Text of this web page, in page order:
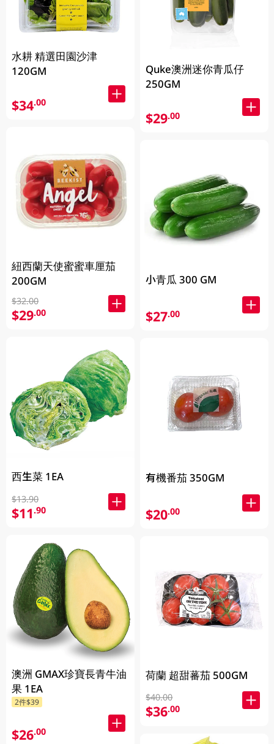
水耕 精選田園沙津
120GM
$34.00
紐西蘭天使蜜蜜車厘茄
200GM
$32.00
$29.00
西生菜 1EA
$13.90
$11.90
澳洲 GMAX珍寶長青牛油
果 1EA
2件$39
$26.00
Quke澳洲迷你青瓜仔
250GM
$29.00
小青瓜 300 GM
$27.00
有機番茄 350GM
$20.00
荷蘭 超甜蕃茄 500GM
$40.00
$36.00